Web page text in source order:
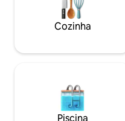
curta distância de
um ponto de partida
férias, fins de semana
Cozinha
Piscina